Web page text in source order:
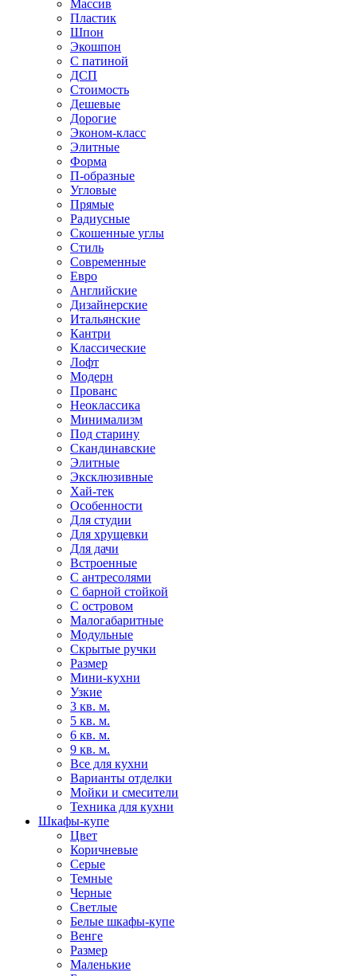
Массив
Пластик
Шпон
Экошпон
С патиной
ДСП
Стоимость
Дешевые
Дорогие
Эконом-класс
Элитные
Форма
П-образные
Угловые
Прямые
Радиусные
Скошенные углы
Стиль
Современные
Евро
Английские
Дизайнерские
Итальянские
Кантри
Классические
Лофт
Модерн
Прованс
Неоклассика
Минимализм
Под старину
Скандинавские
Элитные
Эксклюзивные
Хай-тек
Особенности
Для студии
Для хрущевки
Для дачи
Встроенные
С антресолями
С барной стойкой
С островом
Малогабаритные
Модульные
Скрытые ручки
Размер
Мини-кухни
Узкие
3 кв. м.
5 кв. м.
6 кв. м.
9 кв. м.
Все для кухни
Варианты отделки
Мойки и смесители
Техника для кухни
Шкафы-купе
Цвет
Коричневые
Серые
Темные
Черные
Светлые
Белые шкафы-купе
Венге
Размер
Маленькие